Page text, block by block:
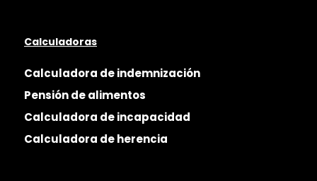
Calculadoras
Calculadora de indemnización
Pensión de alimentos
Calculadora de incapacidad
Calculadora de herencia